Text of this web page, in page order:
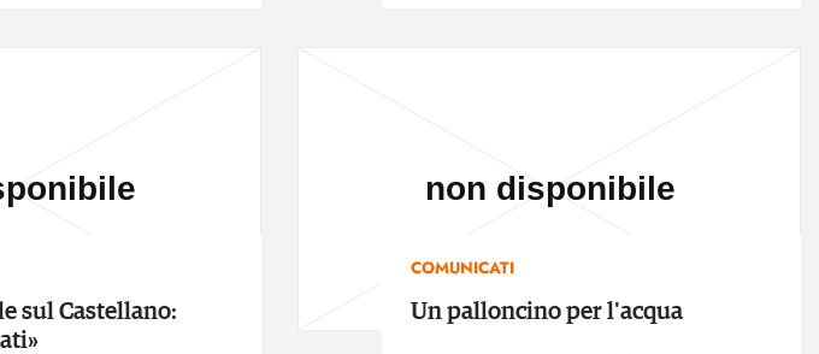
sul Castellano:
COMUNICATI
Un palloncino per l'acqua